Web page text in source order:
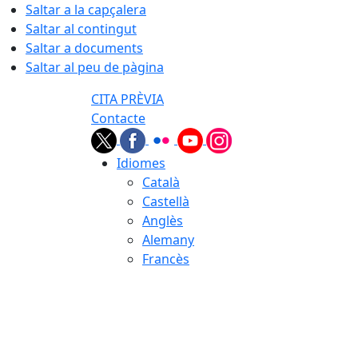
Saltar a la capçalera
Saltar al contingut
Saltar a documents
Saltar al peu de pàgina
CITA PRÈVIA
Contacte
Idiomes
Català
Castellà
Anglès
Alemany
Francès